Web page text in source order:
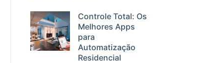
Controle Total: Os
Melhores Apps
para
Automatização
Residencial